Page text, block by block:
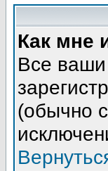
Как мне
Все ваши
(обычно